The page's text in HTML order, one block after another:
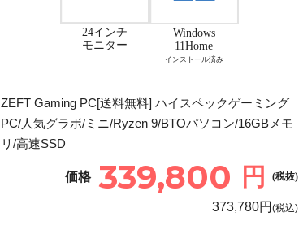
24インチ
モニター
Windows
11Home
インストール済み
ZEFT Gaming PC[送料無料] ハイスペックゲーミング
PC/人気グラボ/ミニ/Ryzen 9/BTOパソコン/16GBメモ
リ/高速SSD
価格 339,800 円 (税抜)
373,780円 (税込)